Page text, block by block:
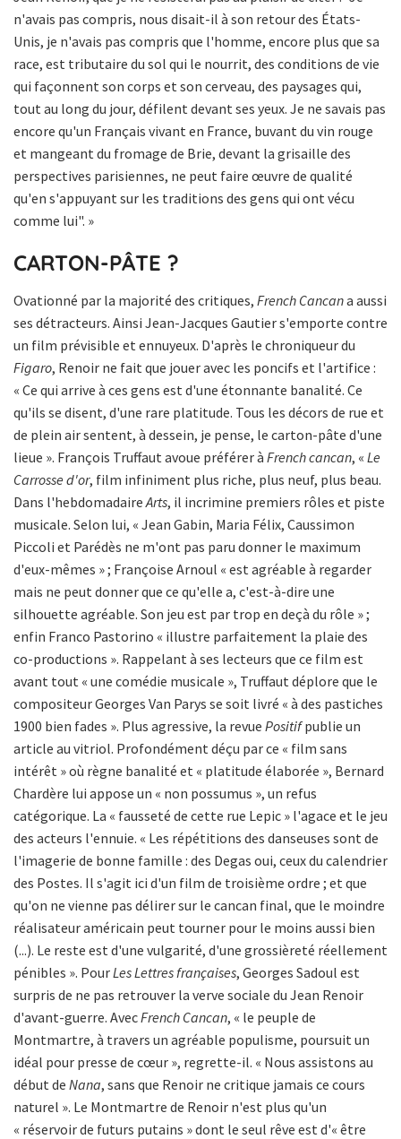
n'avais pas compris, nous disait-il à son retour des États-
Unis, je n'avais pas compris que l'homme, encore plus que sa
race, est tributaire du sol qui le nourrit, des conditions de vie
qui façonnent son corps et son cerveau, des paysages qui,
tout au long du jour, défilent devant ses yeux. Je ne savais pas
encore qu'un Français vivant en France, buvant du vin rouge
et mangeant du fromage de Brie, devant la grisaille des
perspectives parisiennes, ne peut faire œuvre de qualité
qu'en s'appuyant sur les traditions des gens qui ont vécu
comme lui". »
CARTON-PÂTE ?
Ovationné par la majorité des critiques, French Cancana aussi
ses détracteurs. Ainsi Jean-Jacques Gautier s'emporte contre
un film prévisible et ennuyeux. D'après le chroniqueur du
Figaro, Renoir ne fait que jouer avec les poncifs et l'artifice :
« Ce qui arrive à ces gens est d'une étonnante banalité. Ce
qu'ils se disent, d'une rare platitude. Tous les décors de rue et
de plein air sentent, à dessein, je pense, le carton-pâte d'une
lieue ». François Truffaut avoue préférer à French cancan, « Le
Carrosse d'or, film infiniment plus riche, plus neuf, plus beau.
Dans l'hebdomadaireArts, il incrimine premiers rôles et piste
musicale. Selon lui, « Jean Gabin, Maria Félix, Caussimon
Piccoli et Parédès ne m'ont pas paru donner le maximum
d'eux-mêmes » ; Françoise Arnoul « est agréable à regarder
mais ne peut donner que ce qu'elle a, c'est-à-dire une
silhouette agréable. Son jeu est par trop en deçà du rôle » ;
enfin Franco Pastorino « illustre parfaitement la plaie des
co-productions ». Rappelant à ses lecteurs que ce film est
avant tout « une comédie musicale », Truffaut déplore que le
compositeur Georges Van Parys se soit livré « à des pastiches
1900 bien fades ». Plus agressive, la revue Positifpublie un
article au vitriol. Profondément déçu par ce « film sans
intérêt » où règne banalité et « platitude élaborée », Bernard
Chardère lui appose un « non possumus », un refus
catégorique. La « fausseté de cette rue Lepic » l'agace et le jeu
des acteurs l'ennuie. « Les répétitions des danseuses sont de
l'imagerie de bonne famille : des Degas oui, ceux du calendrier
des Postes. Il s'agit ici d'un film de troisième ordre ; et que
qu'on ne vienne pas délirer sur le cancan final, que le moindre
réalisateur américain peut tourner pour le moins aussi bien
(...). Le reste est d'une vulgarité, d'une grossièreté réellement
pénibles ». PourLes Lettres françaises, Georges Sadoul est
surpris de ne pas retrouver la verve sociale du Jean Renoir
d'avant-guerre. AvecFrench Cancan, « le peuple de
Montmartre, à travers un agréable populisme, poursuit un
idéal pour presse de cœur », regrette-il. « Nous assistons au
début de Nana, sans que Renoir ne critique jamais ce cours
naturel ». Le Montmartre de Renoir n'est plus qu'un
« réservoir de futurs putains » dont le seul rêve est d'« être